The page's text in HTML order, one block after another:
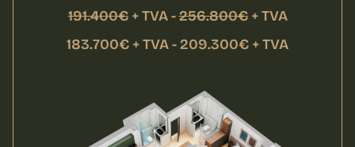
191.400€+ TVA -256.800€+ TVA
183.700€ + TVA - 209.300€ + TVA